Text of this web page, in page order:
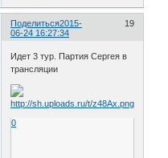
Поделиться 19
2015-
06-24 16:27:34
Идет 3 тур. Партия Сергея в
трансляции
0